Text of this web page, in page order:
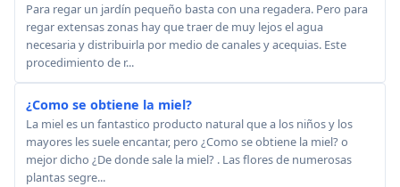
Para regar un jardín pequeño basta con una regadera. Pero para
regar extensas zonas hay que traer de muy lejos el agua
necesaria y distribuirla por medio de canales y acequias. Este
procedimiento de r...
¿Como se obtiene la miel?
La miel es un fantastico producto natural que a los niños y los
mayores les suele encantar, pero ¿Como se obtiene la miel? o
mejor dicho ¿De donde sale la miel? . Las flores de numerosas
plantas segre...